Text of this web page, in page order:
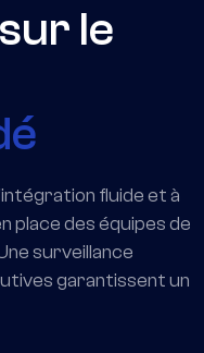
le
fluide et à
place des équipes de
surveillance
garantissent un